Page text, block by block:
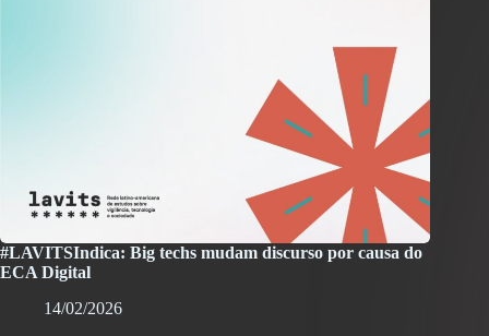
#LAVITSIndica: Big techs mudam discurso por causa do
ECA Digital
14/02/2026